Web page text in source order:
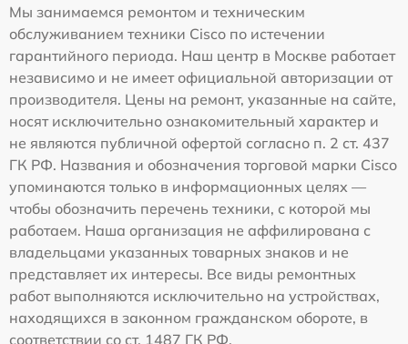
Мы занимаемся ремонтом и техническим
обслуживанием техники Cisco по истечении
гарантийного периода. Наш центр в Москве работает
независимо и не имеет официальной авторизации от
производителя. Цены на ремонт, указанные на сайте,
носят исключительно ознакомительный характер и
не являются публичной офертой согласно п. 2 ст. 437
ГК РФ. Названия и обозначения торговой марки Cisco
упоминаются только в информационных целях —
чтобы обозначить перечень техники, с которой мы
работаем. Наша организация не аффилирована с
владельцами указанных товарных знаков и не
представляет их интересы. Все виды ремонтных
работ выполняются исключительно на устройствах,
находящихся в законном гражданском обороте, в
соответствии со ст. 1487 ГК РФ.